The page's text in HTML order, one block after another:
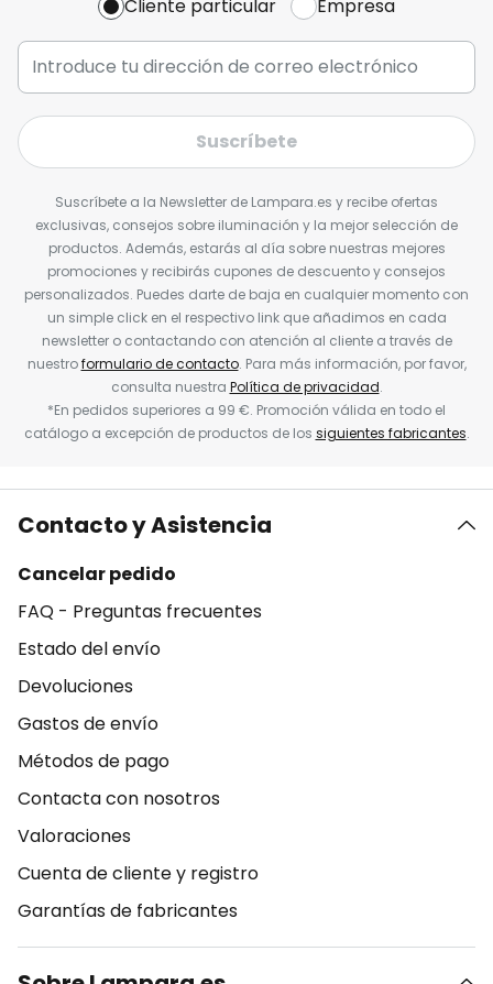
Cliente particular Empresa
Suscríbete
Suscríbete a la Newsletter de Lampara.es y recibe ofertas
exclusivas, consejos sobre iluminación y la mejor selección de
productos. Además, estarás al día sobre nuestras mejores
promociones y recibirás cupones de descuento y consejos
personalizados. Puedes darte de baja en cualquier momento con
un simple click en el respectivo link que añadimos en cada
newsletter o contactando con atención al cliente a través de
nuestroformulario de contacto. Para más información, por favor,
consulta nuestra Política de privacidad.
*En pedidos superiores a 99 €. Promoción válida en todo el
catálogo a excepción de productos de los siguientes fabricantes.
Contacto y Asistencia
Cancelar pedido
FAQ - Preguntas frecuentes
Estado del envío
Devoluciones
Gastos de envío
Métodos de pago
Contacta con nosotros
Valoraciones
Cuenta de cliente y registro
Garantías de fabricantes